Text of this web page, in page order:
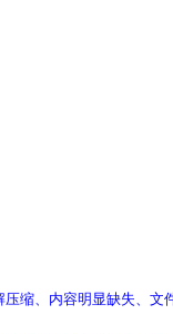
缩、内容明显缺失、